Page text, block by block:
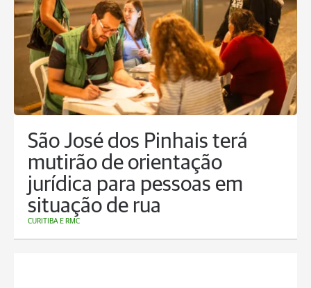
São José dos Pinhais terá
mutirão de orientação
jurídica para pessoas em
situação de rua
CURITIBA E RMC